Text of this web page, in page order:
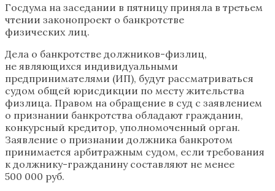
Госдума на заседании в пятницу приняла в третьем
чтении законопроект о банкротстве
физических лиц.
Дела о банкротстве должников-физлиц,
не являющихся индивидуальными
предпринимателями (ИП), будут рассматриваться
судом общей юрисдикции по месту жительства
физлица. Правом на обращение в суд с заявлением
о признании банкротства обладают гражданин,
конкурсный кредитор, уполномоченный орган.
Заявление о признании должника банкротом
принимается арбитражным судом, если требования
к должнику-гражданину составляют не менее
500 000 руб.